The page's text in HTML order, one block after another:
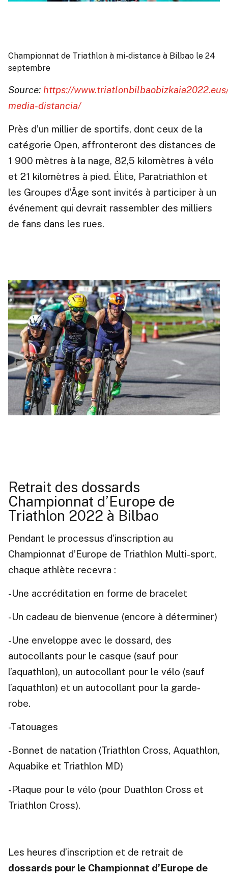
Championnat de Triathlon à mi-distance à Bilbao le 24
septembre
Source: https://
media-distancia/
Près d’un millier de sportifs, dont ceux de la
catégorie Open, affronteront des distances de
1 900 mètres à la nage, 82,5 kilomètres à vélo
et 21 kilomètres à pied. Élite, Paratriathlon et
les Groupes d’Âge sont invités à participer à un
événement qui devrait rassembler des milliers
de fans dans les rues.
Retrait des dossards
Championnat d’Europe de
Triathlon 2022 à Bilbao
Pendant le processus d’inscription au
Championnat d’Europe de Triathlon Multi-sport,
chaque athlète recevra :
-Une accréditation en forme de bracelet
-Un cadeau de bienvenue (encore à déterminer)
-Une enveloppe avec le dossard, des
autocollants pour le casque (sauf pour
l’aquathlon), un autocollant pour le vélo (sauf
l’aquathlon) et un autocollant pour la garde-
robe.
-Tatouages
-Bonnet de natation (Triathlon Cross, Aquathlon,
Aquabike et Triathlon MD)
-Plaque pour le vélo (pour Duathlon Cross et
Triathlon Cross).
Les heures d’inscription et de retrait de
dossards pour le Championnat d’Europe de